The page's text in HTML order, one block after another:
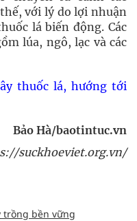
với lý do lợi nhuận
lá biến động. Các
lúa, ngô, lạc và các
thuốc lá, hướng tới
Bảo Hà/baotintuc.vn
suckhoeviet.org.vn/
trồng bền vững